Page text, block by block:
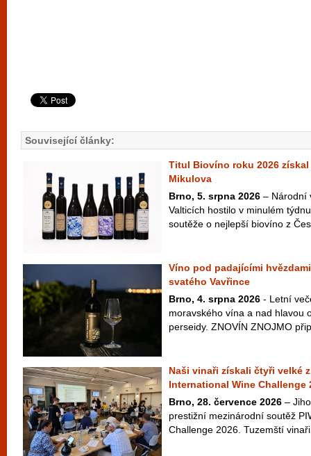
Související články:
Titul Biovíno roku 2026
Mikulova
Brno, 5. srpna 2026 – Národní
Valticích hostilo v minulém
soutěže o nejlepší biovíno z
Víno pod padajícími
svatého Vavřince
Brno, 4. srpna 2026 - Letní
moravského vína a nad hlavou
perseidy. ZNOVÍN ZNOJMO
Naši vinaři získali čtyři velké
International Wine Challenge
Brno, 28. července 2026 –
prestižní mezinárodní soutěž
Challenge 2026. Tuzemští